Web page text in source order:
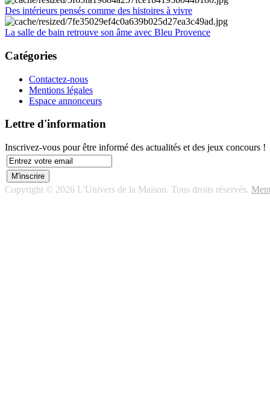
Des intérieurs pensés comme des histoires à vivre
La salle de bain retrouve son âme avec Bleu Provence
Catégories
Contactez-nous
Mentions légales
Espace annonceurs
Lettre d'information
Inscrivez-vous pour être informé des actualités et des jeux concours !
Copyright © 2026 L'Univers de la Maison. Tous droits réservés.